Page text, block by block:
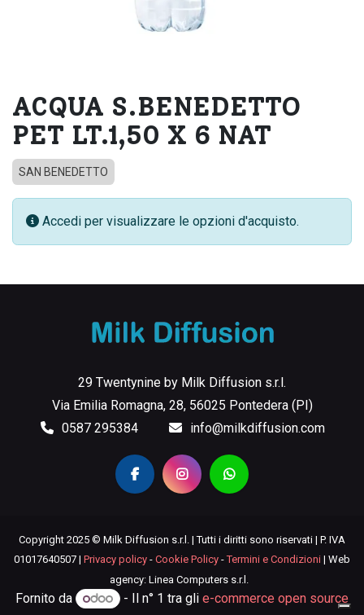
ACQUA S.BENEDETTO
PET LT.1,50 X 6 NAT
SAN BENEDETTO
Accedi per visualizzare le opzioni d'acquisto.
29 Twentynine by Milk Diffusion s.r.l.
Via Emilia Romagna, 28, 56025 Pontedera (PI)
0587 295384
info@milkdiffusion.com
Copyright 2025 © Milk Diffusion s.r.l. | Tutti i diritti sono riservati | P. IVA
01017640507 | Privacy policy - Cookie Policy -Termini e Condizioni | Web
agency: Linea Computers s.r.l.
Fornito da - Il n° 1 tra gli e-commerce open source